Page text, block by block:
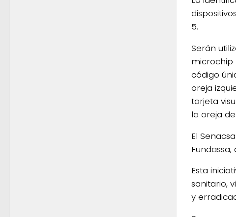
5.
Serán
microchip
código
oreja
tarjeta
la oreja
El
Esta
sanitario,
y